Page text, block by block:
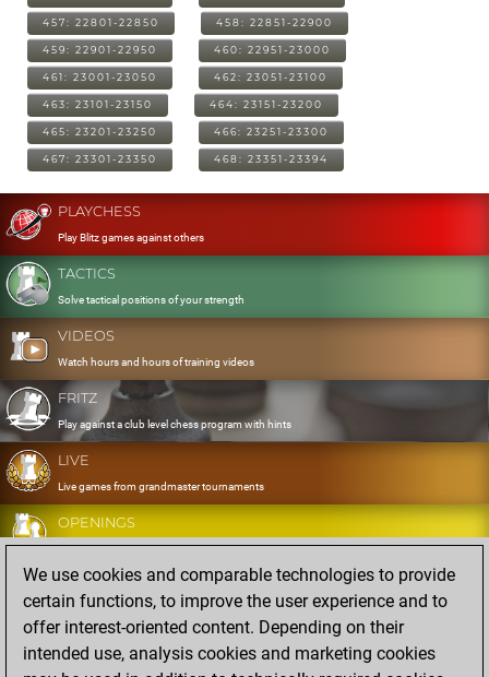
457: 22801-22850 458: 22851-22900
459: 22901-22950 460: 22951-23000
461: 23001-23050 462: 23051-23100
463: 23101-23150 464: 23151-23200
465: 23201-23250 466: 23251-23300
467: 23301-23350 468: 23351-23394
PLAYCHESS
Play Blitz games against others
TACTICS
Solve tactical positions of your strength
VIDEOS
Watch hours and hours of training videos
FRITZ
Play against a club level chess program with hints
LIVE
Live games from grandmaster tournaments
OPENINGS
Develop and exercise your openings
DATABASE
Eight million strong games
MYGAMES
Store and analyse your own games in the cloud
We use cookies and comparable technologies to provide
certain functions, to improve the user experience and to
offer interest-oriented content. Depending on their
intended use, analysis cookies and marketing cookies